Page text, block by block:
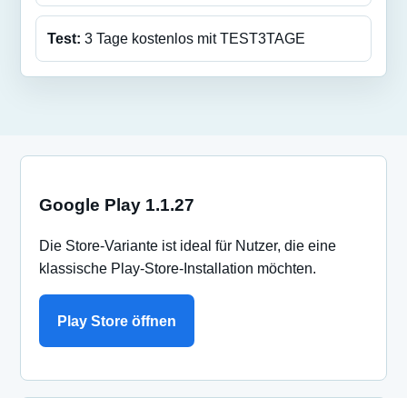
Test: 3 Tage kostenlos mit TEST3TAGE
Google Play 1.1.27
Die Store-Variante ist ideal für Nutzer, die eine
klassische Play-Store-Installation möchten.
Play Store öffnen